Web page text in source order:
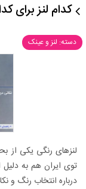
کدام لنز برای
دسته: لنز و عینک
لنزهای رنگی یکی از
توی ایران هم به
درباره انتخاب رنگ و